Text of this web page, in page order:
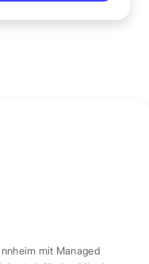
mit Managed